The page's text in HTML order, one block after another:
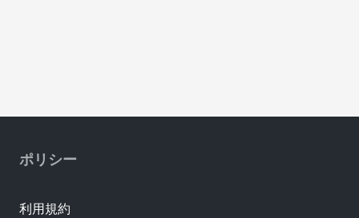
ポリシー
利用規約